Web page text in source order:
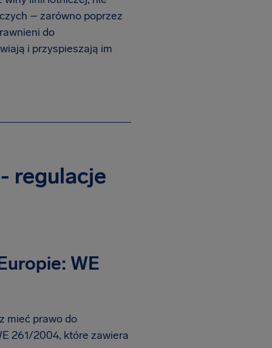
– zarówno poprzez
do
i przyspieszają im
regulacje
WE
mieć prawo do
261/2004, które zawiera